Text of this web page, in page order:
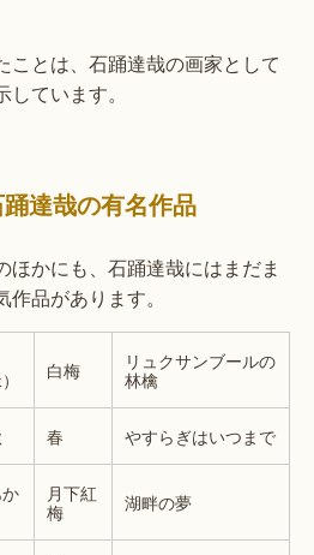
ことは、石踊達哉の画家として
ています。
達哉の有名作品
ほかにも、石踊達哉にはまだま
品があります。
白梅
リュクサンブールの
林檎
春 やすらぎはいつまで
月下紅
梅
湖畔の夢